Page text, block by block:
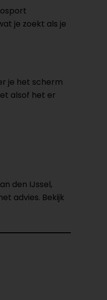
je zoekt als je
je het scherm
alsof het er
den IJssel,
advies. Bekijk